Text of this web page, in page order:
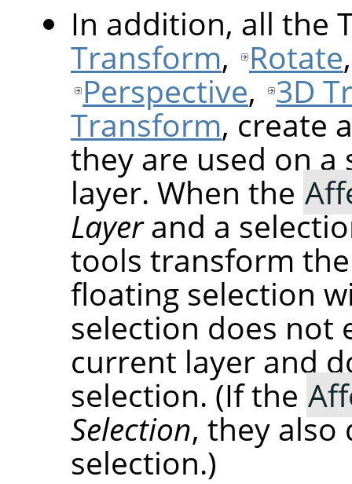
In addition, all the
Transform, Rotate
Perspective, 3D
Transform, create
they are used on
layer. When the
Layerand a
tools transform
floating selection
selection does not
current layer and
selection. (If the
Selection, they also
selection.)